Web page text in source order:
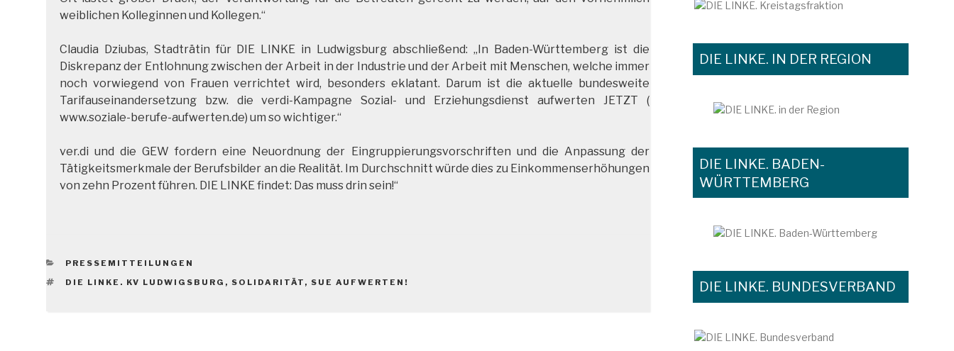
weiblichen Kolleginnen und Kollegen.“
Claudia Dziubas, Stadträtin für DIE LINKE in Ludwigsburg abschließend: „In Baden-Württemberg ist die
Diskrepanz der Entlohnung zwischen der Arbeit in der Industrie und der Arbeit mit Menschen, welche immer
noch vorwiegend von Frauen verrichtet wird, besonders eklatant. Darum ist die aktuelle bundesweite
Tarifauseinandersetzung bzw. die verdi-Kampagne Sozial- und Erziehungsdienst aufwerten JETZT (
www.soziale-berufe-aufwerten.de) um so wichtiger.“
ver.di und die GEW fordern eine Neuordnung der Eingruppierungsvorschriften und die Anpassung der
Tätigkeitsmerkmale der Berufsbilder an die Realität. Im Durchschnitt würde dies zu Einkommenserhöhungen
von zehn Prozent führen. DIE LINKE findet: Das muss drin sein!“
KATEGORIEN
PRESSEMITTEILUNGEN
SCHLAGWÖRTER
DIE LINKE. KV LUDWIGSBURG , SOLIDARITÄT , SUE AUFWERTEN!
DIE LINKE. IN DER REGION
DIE LINKE. BADEN-
WÜRTTEMBERG
DIE LINKE. BUNDESVERBAND